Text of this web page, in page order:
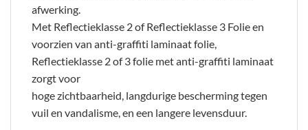
afwerking.
Met Reflectieklasse 2 of Reflectieklasse 3 Folie en
voorzien van anti-graffiti laminaat folie,
Reflectieklasse 2 of 3 folie met anti-graffiti laminaat
zorgt voor
hoge zichtbaarheid, langdurige bescherming tegen
vuil en vandalisme, en een langere levensduur.